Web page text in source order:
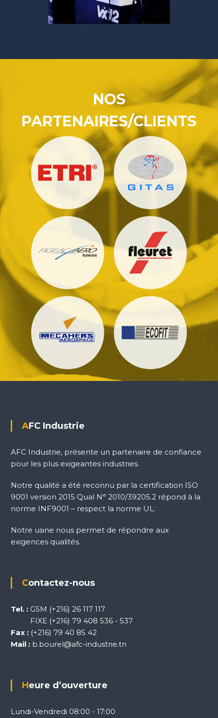
NOS
PARTENAIRES/CLIENTS
AFC Industrie
AFC Industrie, présente un partenaire de confiance
pour les plus exigeantes industries.
Notre qualité a été reconnu par la certification ISO
9001 version 2015 Qual N° 2010/39205.2 répond à la
norme INF9001 – respect la norme UL.
Notre usine nous permet de répondre aux
exigences qualités.
Contactez-nous
Tel. :GSM (+216) 26 117 117
FIXE (+216) 79 408 536 - 537
Fax :(+216) 79 40 85 42
Mail :b.bourel@afc-industrie.tn
Heure d’ouverture
Lundi-Vendredi 08:00 - 17:00